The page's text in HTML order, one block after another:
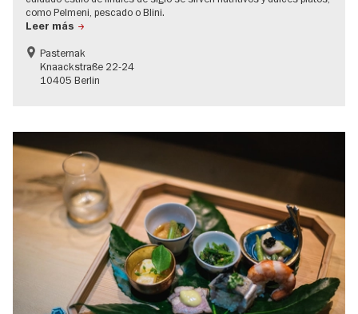
como Pelmeni, pescado o Blini.
Leer más
Pasternak
Knaackstraße 22-24
10405 Berlin